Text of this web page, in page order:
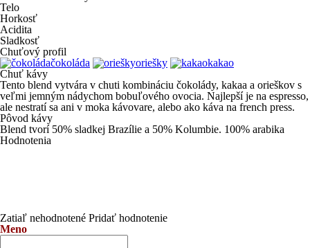
Telo
Horkosť
Acidita
Sladkosť
Chuťový profil
čokoláda
oriešky
kakao
Chuť kávy
Tento blend vytvára v chuti kombináciu čokolády, kakaa a orieškov s
veľmi jemným nádychom bobuľového ovocia. Najlepší je na espresso,
ale nestratí sa ani v moka kávovare, alebo ako káva na french press.
Pôvod kávy
Blend tvorí 50% sladkej Brazílie a 50% Kolumbie. 100% arabika
Hodnotenia
Zatiaľ nehodnotené Pridať hodnotenie
Meno